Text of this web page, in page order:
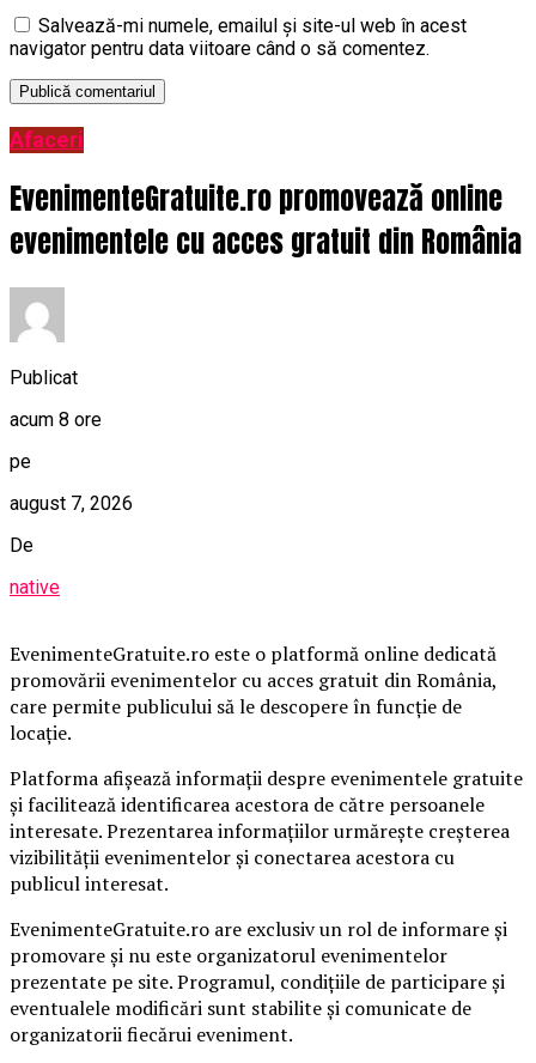
Salvează-mi numele, emailul și site-ul web în acest
navigator pentru data viitoare când o să comentez.
Afaceri
EvenimenteGratuite.ro promovează online
evenimentele cu acces gratuit din România
Publicat
acum 8 ore
pe
august 7, 2026
De
native
EvenimenteGratuite.ro este o platformă online dedicată
promovării evenimentelor cu acces gratuit din România,
care permite publicului să le descopere în funcție de
locație.
Platforma afișează informații despre evenimentele gratuite
și facilitează identificarea acestora de către persoanele
interesate. Prezentarea informațiilor urmărește creșterea
vizibilității evenimentelor și conectarea acestora cu
publicul interesat.
EvenimenteGratuite.ro are exclusiv un rol de informare și
promovare și nu este organizatorul evenimentelor
prezentate pe site. Programul, condițiile de participare și
eventualele modificări sunt stabilite și comunicate de
organizatorii fiecărui eveniment.